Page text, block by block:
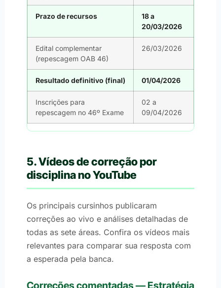
Prazo de recursos
18 a
20/03/2026
Edital complementar
(repescagem OAB 46)
26/03/2026
Resultado definitivo (final) 01/04/2026
Inscrições para
repescagem no 46º Exame
02 a
09/04/2026
5. Vídeos de correção por
disciplina no YouTube
Os principais cursinhos publicaram
correções ao vivo e análises detalhadas de
todas as sete áreas. Confira os vídeos mais
relevantes para comparar sua resposta com
a esperada pela banca.
Correções comentadas — Estratégia